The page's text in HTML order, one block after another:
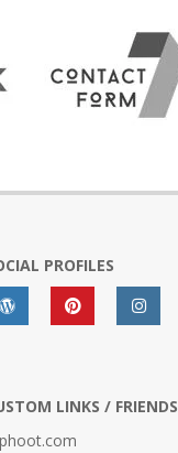
PROFILES
LINKS / FRIENDS